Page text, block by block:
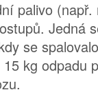
palivo
Jedná
se
kg odpadu